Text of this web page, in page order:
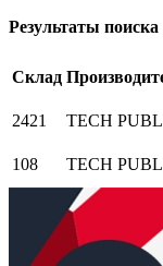
Результаты
Склад
2421 TECH
108 TECH